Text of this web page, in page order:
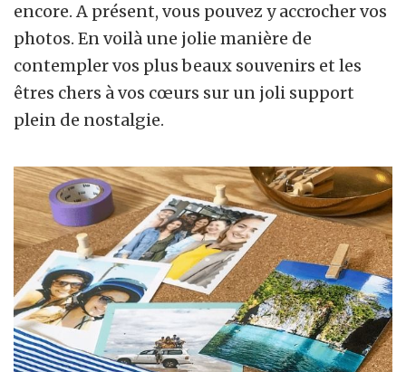
encore. A présent, vous pouvez y accrocher vos
photos. En voilà une jolie manière de
contempler vos plus beaux souvenirs et les
êtres chers à vos cœurs sur un joli support
plein de nostalgie.